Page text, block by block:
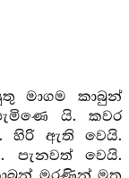
මාගම කාබුන්
යි. කවර
හිරි ඇති වෙයි.
වෙයි.